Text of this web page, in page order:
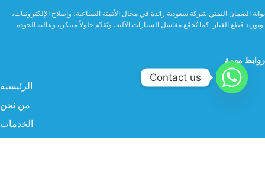
بوابة الضمان التقني شركة سعودية رائدة في مجال الأتمتة الصناعية، وإصلاح الإلكترونيات،
وتوريد قطع الغيار. كما تُجمّع مغاسل السيارات الآلية، وتُقدّم حلولاً مبتكرة وعالية الجودة.
روابط مهمة
الرئيسية
من نحن
الخدمات
Contact us